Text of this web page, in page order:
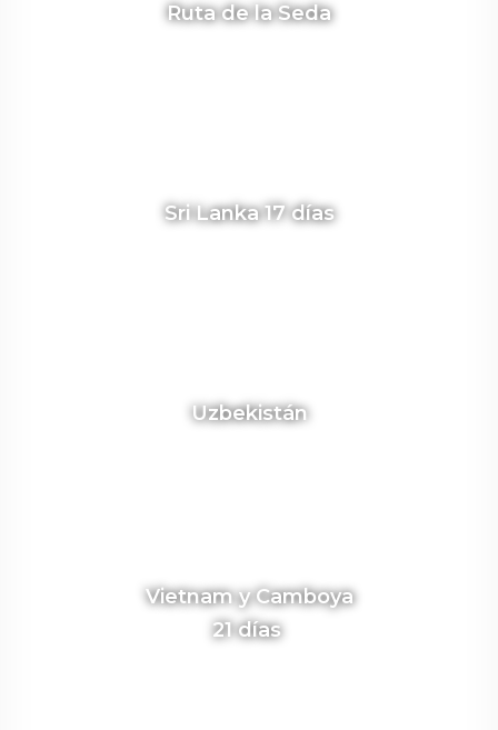
Ruta de la Seda
Sri Lanka 17 días
Uzbekistán
Vietnam y Camboya
21 días